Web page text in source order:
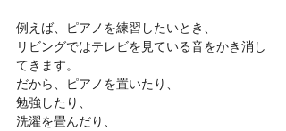
例えば、ピアノを練習したいとき、
リビングではテレビを見ている音をかき消し
てきます。
だから、ピアノを置いたり、
勉強したり、
洗濯を畳んだり、